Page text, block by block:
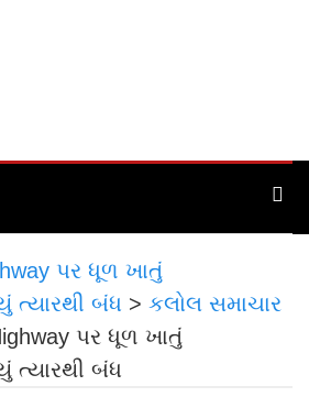
પર ધૂળ ખાતું
બંધ > કલોલ સમાચાર
પર ધૂળ ખાતું
બંધ